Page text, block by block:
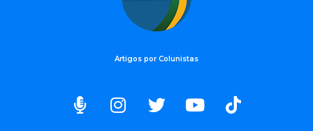
Artigos por Colunistas